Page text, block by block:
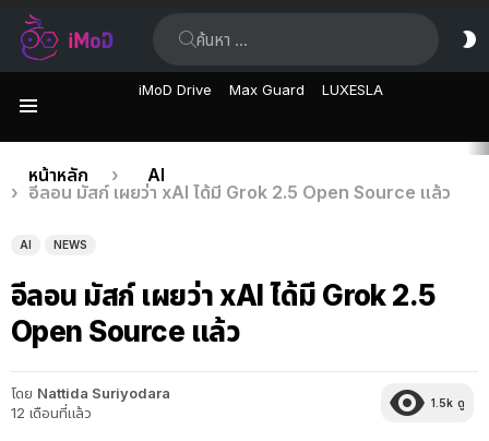
iMoD Drive Max Guard LUXESLA
เรื่อง
ล่าสุด
คุณอยู่ที่นี่:
หน้าหลัก
AI
อีลอน มัสก์ เผยว่า xAI ได้มี Grok 2.5 Open Source แล้ว
AI NEWS
อีลอน มัสก์ เผยว่า xAI ได้มี Grok 2.5
Open Source แล้ว
โดย Nattida Suriyodara
12 เดือนที่แล้ว
1.5k ดู